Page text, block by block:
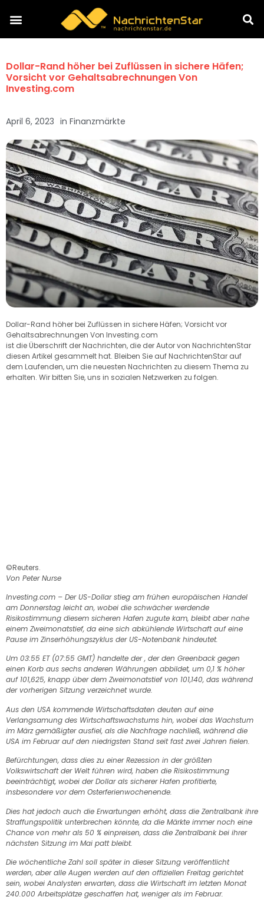
Dollar-Rand höher bei Zuflüssen in sichere Häfen;
Vorsicht vor Gehaltsabrechnungen Von
Investing.com
April 6, 2023 in Finanzmärkte
Dollar-Rand höher bei Zuflüssen in sichere Häfen; Vorsicht vor
Gehaltsabrechnungen Von Investing.com
ist die Überschrift der Nachrichten, die der Autor von NachrichtenStar
diesen Artikel gesammelt hat. Bleiben Sie auf NachrichtenStar auf
dem Laufenden, um die neuesten Nachrichten zu diesem Thema zu
erhalten. Wir bitten Sie, uns in sozialen Netzwerken zu folgen.
©Reuters.
Von Peter Nurse
Investing.com – Der US-Dollar stieg am frühen europäischen Handel
am Donnerstag leicht an, wobei die schwächer werdende
Risikostimmung diesem sicheren Hafen zugute kam, bleibt aber nahe
einem Zweimonatstief, da eine sich abkühlende Wirtschaft auf eine
Pause im Zinserhöhungszyklus der US-Notenbank hindeutet.
Um 03:55 ET (07:55 GMT) handelte der , der den Greenback gegen
einen Korb aus sechs anderen Währungen abbildet, um 0,1 % höher
auf 101,625, knapp über dem Zweimonatstief von 101,140, ​​das während
der vorherigen Sitzung verzeichnet wurde.
Aus den USA kommende Wirtschaftsdaten deuten auf eine
Verlangsamung des Wirtschaftswachstums hin, wobei das Wachstum
im März gemäßigter ausfiel, als die Nachfrage nachließ, während die
USA im Februar auf den niedrigsten Stand seit fast zwei Jahren fielen.
Befürchtungen, dass dies zu einer Rezession in der größten
Volkswirtschaft der Welt führen wird, haben die Risikostimmung
beeinträchtigt, wobei der Dollar als sicherer Hafen profitierte,
insbesondere vor dem Osterferienwochenende.
Dies hat jedoch auch die Erwartungen erhöht, dass die Zentralbank ihre
Straffungspolitik unterbrechen könnte, da die Märkte immer noch eine
Chance von mehr als 50 % einpreisen, dass die Zentralbank bei ihrer
nächsten Sitzung im Mai patt bleibt.
Die wöchentliche Zahl soll später in dieser Sitzung veröffentlicht
werden, aber alle Augen werden auf den offiziellen Freitag gerichtet
sein, wobei Analysten erwarten, dass die Wirtschaft im letzten Monat
240.000 Arbeitsplätze geschaffen hat, weniger als im Februar.